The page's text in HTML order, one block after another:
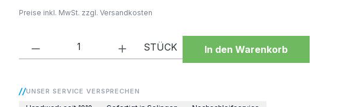
Preise inkl. MwSt. zzgl. Versandkosten
Produkt Anzahl: Gib den gewünschten Wert
STÜCK In den Warenkorb
UNSER SERVICE VERSPRECHEN